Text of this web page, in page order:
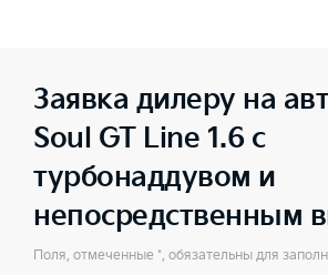
Заявка дилеру на
Soul GT Line 1.6 с
турбонаддувом и
непосредственным
Поля, отмеченные *, обязательны для